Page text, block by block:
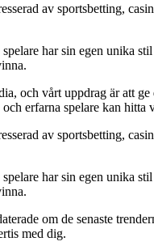
av sportsbetting,
har sin egen unika
och vårt uppdrag är att
erfarna spelare kan
av sportsbetting,
har sin egen unika
om de senaste
med dig.